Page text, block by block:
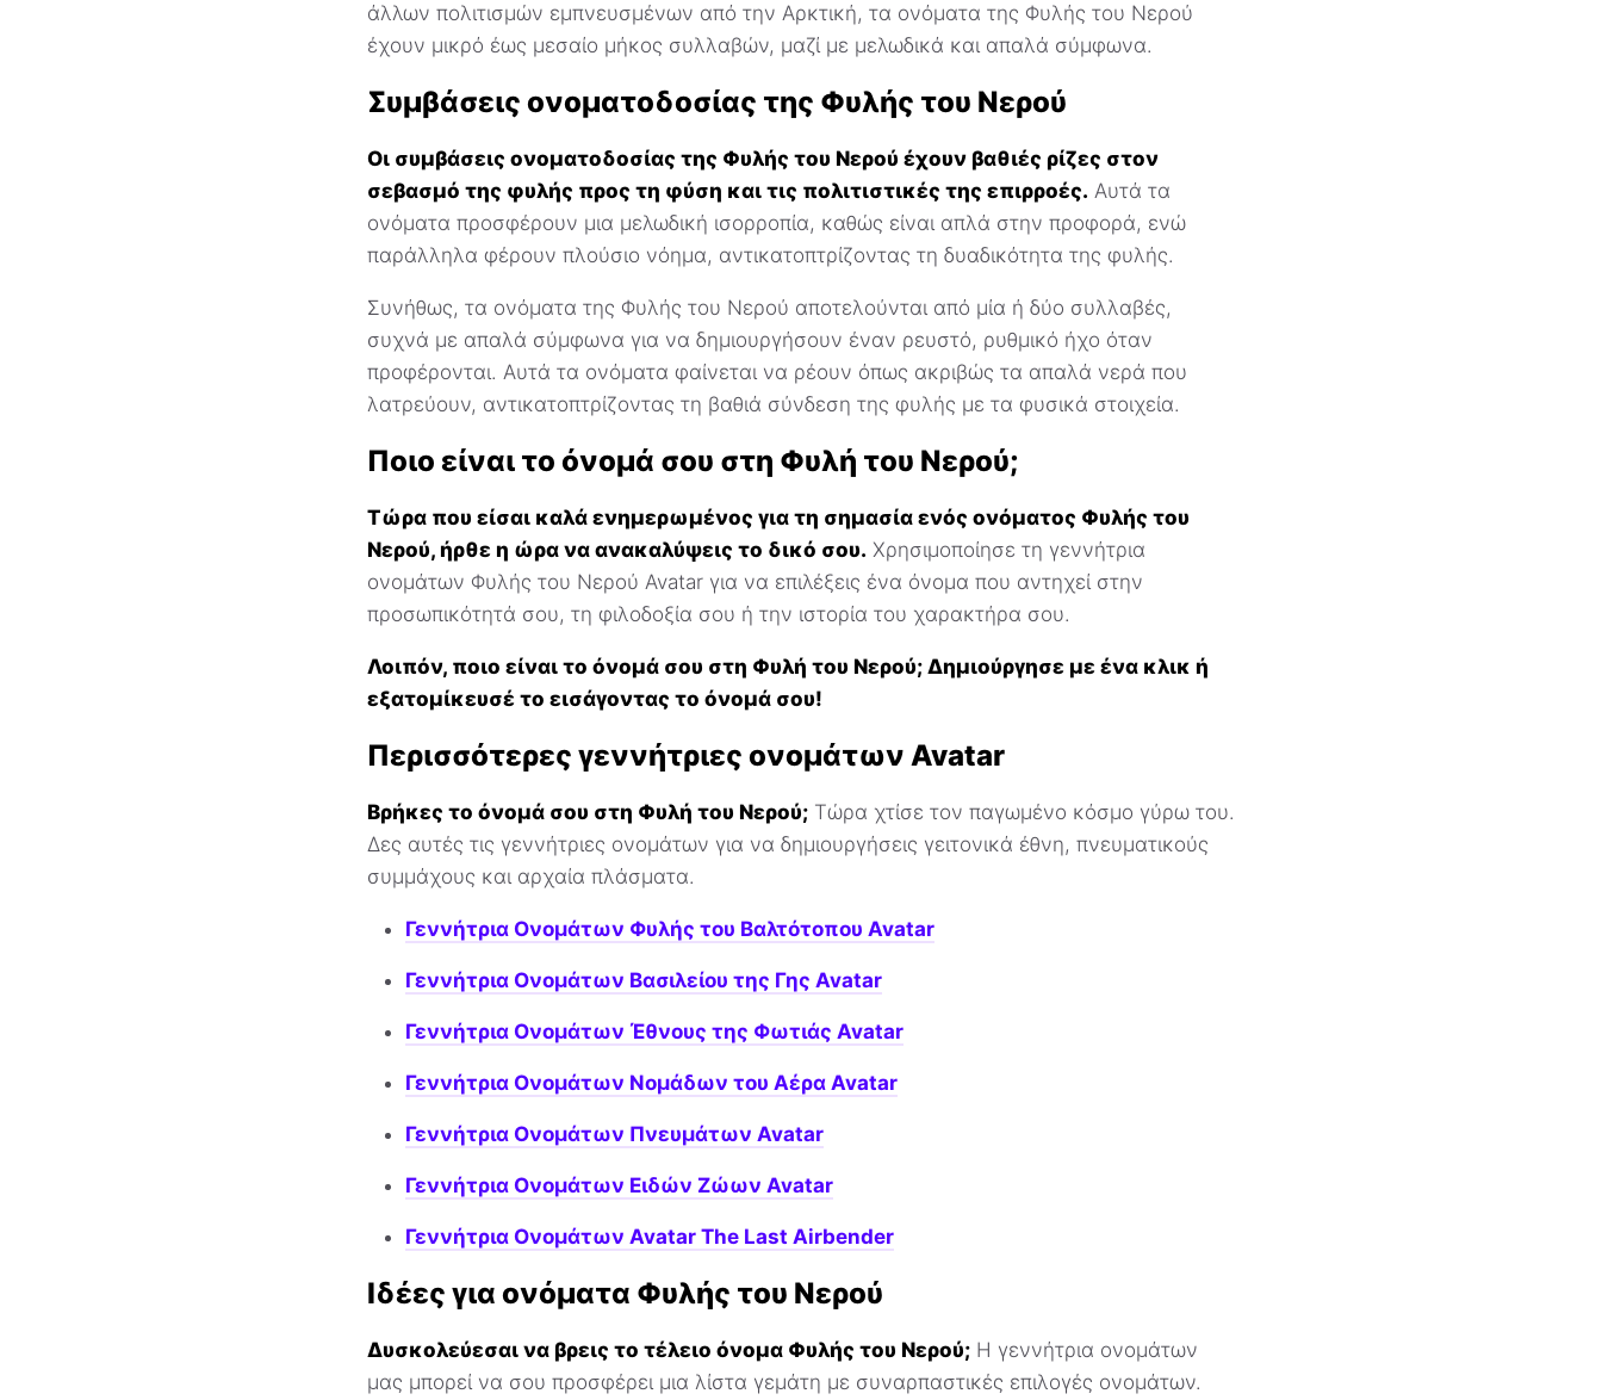
άλλων πολιτισμών εμπνευσμένων από την Αρκτική, τα ονόματα της Φυλής του Νερού
έχουν μικρό έως μεσαίο μήκος συλλαβών, μαζί με μελωδικά και απαλά σύμφωνα.
Συμβάσεις ονοματοδοσίας της Φυλής του Νερού
Οι συμβάσεις ονοματοδοσίας της Φυλής του Νερού έχουν βαθιές ρίζες στον
σεβασμό της φυλής προς τη φύση και τις πολιτιστικές της επιρροές. Αυτά τα
ονόματα προσφέρουν μια μελωδική ισορροπία, καθώς είναι απλά στην προφορά, ενώ
παράλληλα φέρουν πλούσιο νόημα, αντικατοπτρίζοντας τη δυαδικότητα της φυλής.
Συνήθως, τα ονόματα της Φυλής του Νερού αποτελούνται από μία ή δύο συλλαβές,
συχνά με απαλά σύμφωνα για να δημιουργήσουν έναν ρευστό, ρυθμικό ήχο όταν
προφέρονται. Αυτά τα ονόματα φαίνεται να ρέουν όπως ακριβώς τα απαλά νερά που
λατρεύουν, αντικατοπτρίζοντας τη βαθιά σύνδεση της φυλής με τα φυσικά στοιχεία.
Ποιο είναι το όνομά σου στη Φυλή του Νερού;
Τώρα που είσαι καλά ενημερωμένος για τη σημασία ενός ονόματος Φυλής του
Νερού, ήρθε η ώρα να ανακαλύψεις το δικό σου. Χρησιμοποίησε τη γεννήτρια
ονομάτων Φυλής του Νερού Avatar για να επιλέξεις ένα όνομα που αντηχεί στην
προσωπικότητά σου, τη φιλοδοξία σου ή την ιστορία του χαρακτήρα σου.
Λοιπόν, ποιο είναι το όνομά σου στη Φυλή του Νερού; Δημιούργησε με ένα κλικ ή
εξατομίκευσέ το εισάγοντας το όνομά σου!
Περισσότερες γεννήτριες ονομάτων Avatar
Βρήκες το όνομά σου στη Φυλή του Νερού; Τώρα χτίσε τον παγωμένο κόσμο γύρω του.
Δες αυτές τις γεννήτριες ονομάτων για να δημιουργήσεις γειτονικά έθνη, πνευματικούς
συμμάχους και αρχαία πλάσματα.
Γεννήτρια Ονομάτων Φυλής του Βαλτότοπου Avatar
Γεννήτρια Ονομάτων Βασιλείου της Γης Avatar
Γεννήτρια Ονομάτων Έθνους της Φωτιάς Avatar
Γεννήτρια Ονομάτων Νομάδων του Αέρα Avatar
Γεννήτρια Ονομάτων Πνευμάτων Avatar
Γεννήτρια Ονομάτων Ειδών Ζώων Avatar
Γεννήτρια Ονομάτων Avatar The Last Airbender
Ιδέες για ονόματα Φυλής του Νερού
Δυσκολεύεσαι να βρεις το τέλειο όνομα Φυλής του Νερού; Η γεννήτρια ονομάτων
μας μπορεί να σου προσφέρει μια λίστα γεμάτη με συναρπαστικές επιλογές ονομάτων.